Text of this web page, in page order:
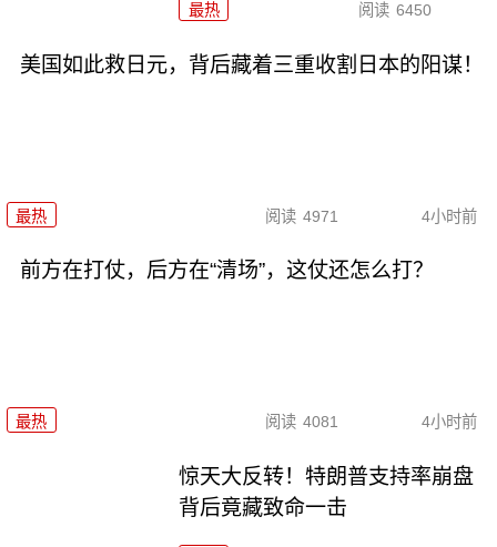
最热 阅读 6450
美国如此救日元，背后藏着三重收割日本的阳谋！
最热 阅读 4971 4小时前
前方在打仗，后方在“清场”，这仗还怎么打？
最热 阅读 4081 4小时前
惊天大反转！特朗普支持率崩盘
背后竟藏致命一击